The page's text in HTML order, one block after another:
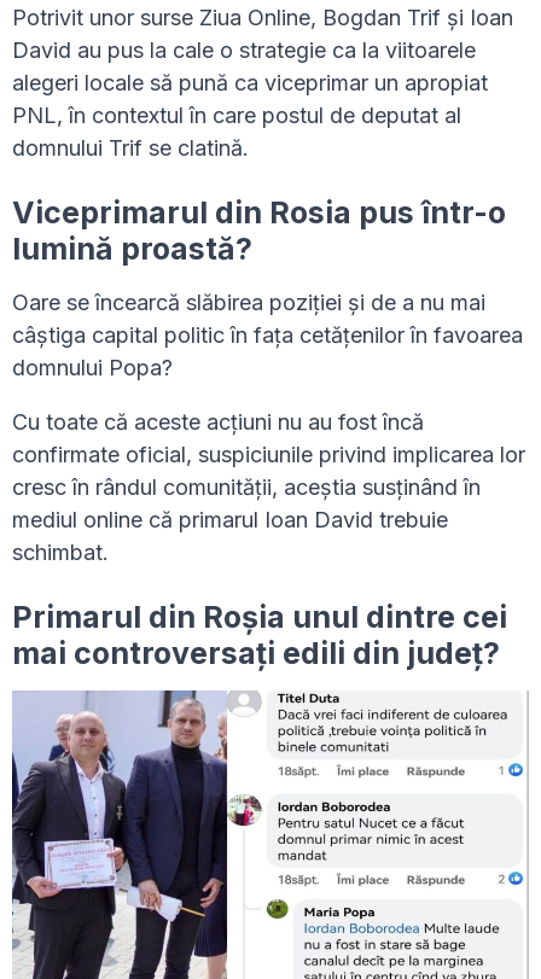
Potrivit unor surse Ziua Online, Bogdan Trif și Ioan
David au pus la cale o strategie ca la viitoarele
alegeri locale să pună ca viceprimar un apropiat
PNL, în contextul în care postul de deputat al
domnului Trif se clatină.
Viceprimarul din Rosia pus într-o
lumină proastă?
Oare se încearcă slăbirea poziției și de a nu mai
câștiga capital politic în fața cetățenilor în favoarea
domnului Popa?
Cu toate că aceste acțiuni nu au fost încă
confirmate oficial, suspiciunile privind implicarea lor
cresc în rândul comunității, aceștia susținând în
mediul online că primarul Ioan David trebuie
schimbat.
Primarul din Roșia unul dintre cei
mai controversați edili din județ?